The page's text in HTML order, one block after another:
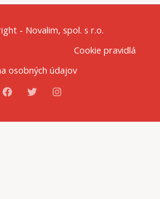
- Novalim, spol. s r.o.
Cookie pravidlá
osobných údajov